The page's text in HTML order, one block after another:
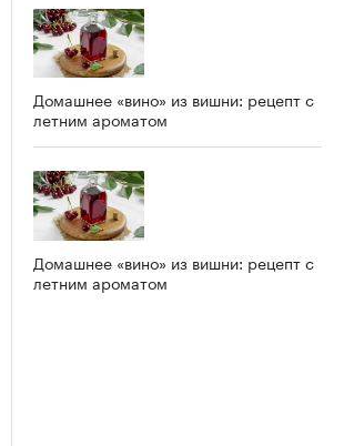
Домашнее «вино» из вишни: рецепт с
летним ароматом
Домашнее «вино» из вишни: рецепт с
летним ароматом